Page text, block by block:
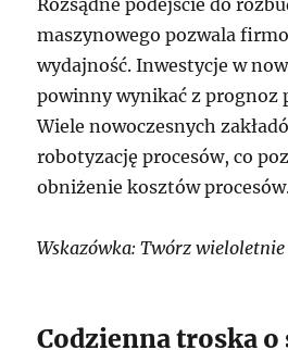
maszynowego pozwala
wydajność. Inwestycje w
powinny wynikać z prognoz
Wiele nowoczesnych
robotyzację procesów, co
obniżenie kosztów
Wskazówka: Twórz
Codzienna troska o